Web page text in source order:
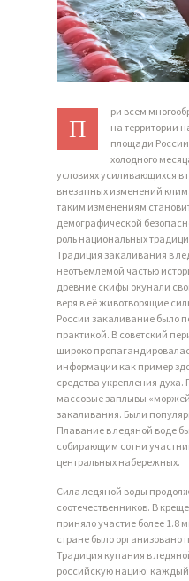
П
ри всем
на территории
площади
холодного
условиях усиливающихся в
внезапных изменений
таким изменениям
демографической
роль национальных
Традиция закаливания в
неотъемлемой частью
древние скифы окунали
веря в её животворящие
России закаливание было
практикой. В советский
широко
информации как пример
средства укрепления духа.
массовые заплывы
закаливания. Были
Плавание в ледяной воде
собирающим сотни
центральных набережных.
Сила ледяной воды
соотечественников. В
приняло участие более 1.8
стране было организовано
Традиция купания в
российскую нацию: